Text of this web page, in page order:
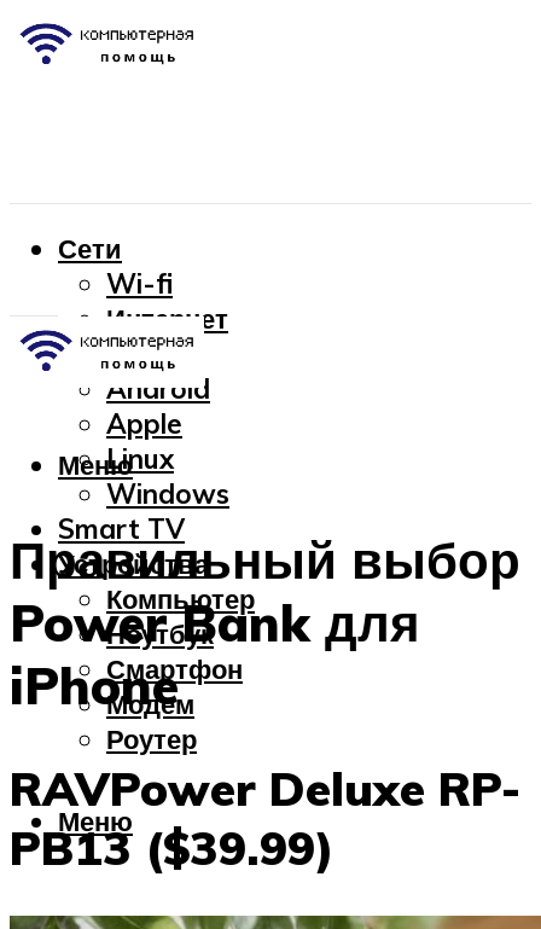
Сети
Wi-fi
Интернет
OC
Android
Apple
Linux
Windows
Smart TV
Устройства
Компьютер
Ноутбук
Смартфон
Модем
Роутер
Меню
Меню
Правильный выбор
Power Bank для
iPhone
RAVPower Deluxe RP-
PB13 ($39.99)